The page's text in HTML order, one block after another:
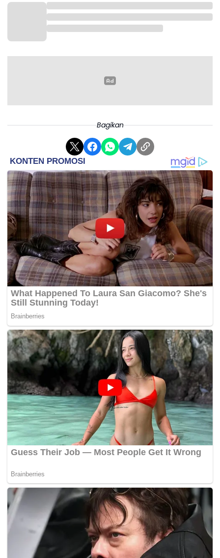
yang tegas kepada mereka. Namanya judol harus
diberantas habis," tegasnya. Pemerintah Provinsi
Jawa Barat berharap langkah pengawasan,
pembinaan, dan penegakan disiplin terhadap ASN
dapat memperkuat integritas aparatur negara
terhadap pelayanan publik. Selain penindakan,
pemerintah juga terus mendorong upaya edukasi
Bagikan